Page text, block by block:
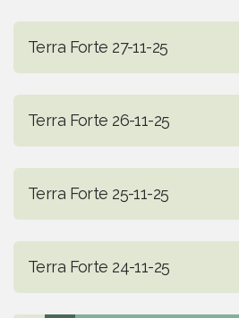
Terra Forte 27-11-25
Terra Forte 26-11-25
Terra Forte 25-11-25
Terra Forte 24-11-25